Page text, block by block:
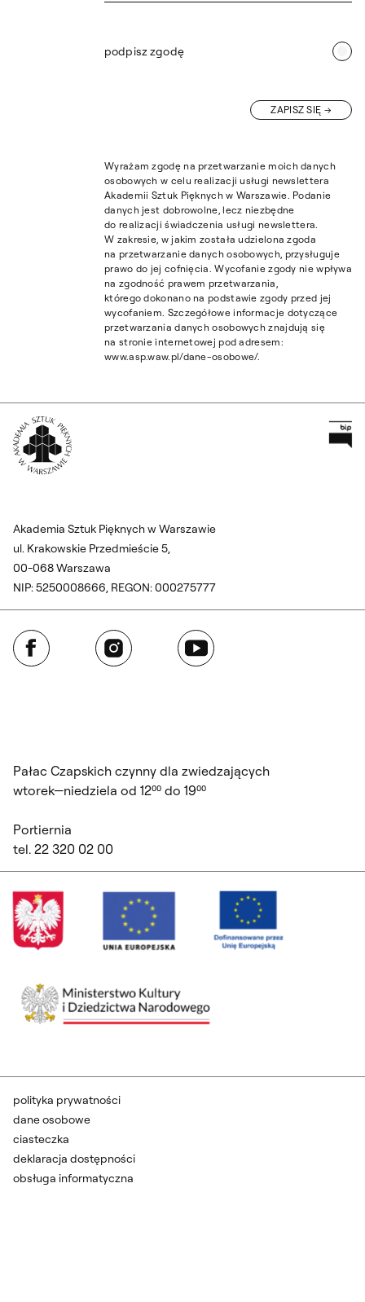
podpisz zgodę
ZAPISZ SIĘ
Wyrażam zgodę na przetwarzanie moich danych
osobowych w celu realizacji usługi newslettera
Akademii Sztuk Pięknych w Warszawie. Podanie
danych jest dobrowolne, lecz niezbędne
do realizacji świadczenia usługi newslettera.
W zakresie, w jakim została udzielona zgoda
na przetwarzanie danych osobowych, przysługuje
prawo do jej cofnięcia. Wycofanie zgody nie wpływa
na zgodność prawem przetwarzania,
którego dokonano na podstawie zgody przed jej
wycofaniem. Szczegółowe informacje dotyczące
przetwarzania danych osobowych znajdują się
na stronie internetowej pod adresem:
www.asp.waw.pl/dane-osobowe/.
Akademia Sztuk Pięknych w Warszawie
ul. Krakowskie Przedmieście 5,
00-068 Warszawa
NIP: 5250008666, REGON: 000275777
Facebook Instagram YouTube
Pałac Czapskich czynny dla zwiedzających
wtorek—niedziela od 12⁰⁰ do 19⁰⁰
Portiernia
tel. 22 320 02 00
polityka prywatności
dane osobowe
ciasteczka
deklaracja dostępności
obsługa informatyczna